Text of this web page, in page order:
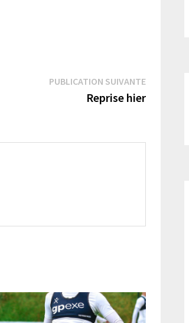
PUBLICATION SUIVANTEPublication
suivante :
Reprise hier